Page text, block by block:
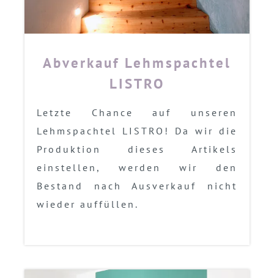
Abverkauf Lehmspachtel
LISTRO
Letzte Chance auf unseren
Lehmspachtel LISTRO! Da wir die
Produktion dieses Artikels
einstellen, werden wir den
Bestand nach Ausverkauf nicht
wieder auffüllen.